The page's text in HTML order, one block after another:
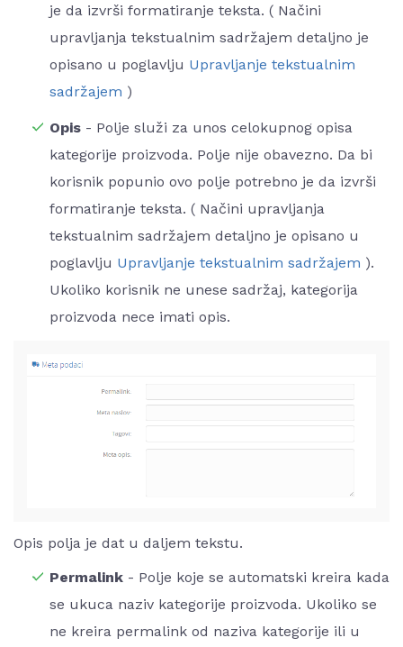
je da izvrši formatiranje teksta. ( Načini
upravljanja tekstualnim sadržajem detaljno je
opisano u poglavlju Upravljanje tekstualnim
sadržajem )
Opis - Polje služi za unos celokupnog opisa
kategorije proizvoda. Polje nije obavezno. Da bi
korisnik popunio ovo polje potrebno je da izvrši
formatiranje teksta. ( Načini upravljanja
tekstualnim sadržajem detaljno je opisano u
poglavlju Upravljanje tekstualnim sadržajem ).
Ukoliko korisnik ne unese sadržaj, kategorija
proizvoda nece imati opis.
Opis polja je dat u daljem tekstu.
Permalink - Polje koje se automatski kreira kada
se ukuca naziv kategorije proizvoda. Ukoliko se
ne kreira permalink od naziva kategorije ili u